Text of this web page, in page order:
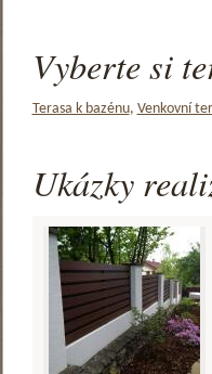
Vyberte si
Terasa k bazénu, Venkovní
Ukázky